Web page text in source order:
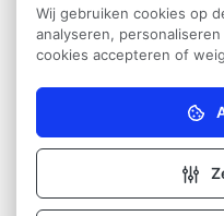
Informatieverstrekking
Klachtenregeling
Contactformulier
Complimentenformulier
Wij gebruiken cookies op
analyseren,
cookies accepteren of
Noodzakelijk
Zonder deze cookies kan
Analytisch